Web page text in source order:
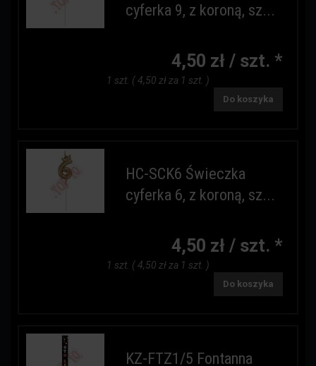
cyferka 9, z koroną, sz...
4,50 zł / szt. *
1 szt. ( 4,50 zł za 1 szt. )
Do koszyka
HC-SCK6 Świeczka
cyferka 6, z koroną, sz...
4,50 zł / szt. *
1 szt. ( 4,50 zł za 1 szt. )
Do koszyka
KZ-FTZ1/5 Fontanna